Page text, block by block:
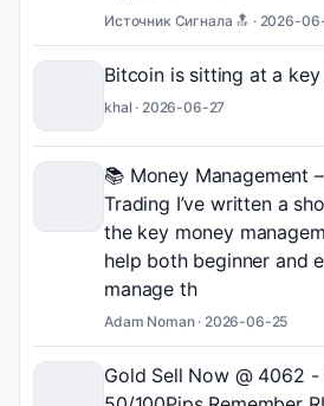
Источник Сигнала 🔝 · 2026-
Bitcoin is sitting at a key
khal · 2026-06-27
📚 Money Management
Trading I’ve written a
the key money
help both beginner and
manage th
Adam Noman · 2026-06-25
Gold Sell Now @ 4062